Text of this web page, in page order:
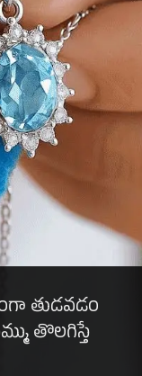
తుడవడం
తొలగిస్తే